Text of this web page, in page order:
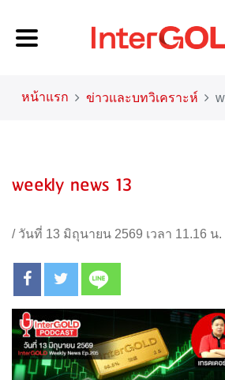
หน้าแรก ข่าวและบทวิเคราะห์
weekly news 13
/ วันที่ 13 มิถุนายน 2569 เวลา 11.16 น.